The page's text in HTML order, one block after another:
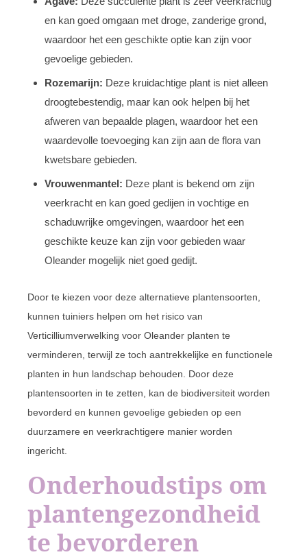
en kan goed omgaan met droge, zanderige grond,
waardoor het een geschikte optie kan zijn voor
gevoelige gebieden.
Rozemarijn: Deze kruidachtige plant is niet alleen
droogtebestendig, maar kan ook helpen bij het
afweren van bepaalde plagen, waardoor het een
waardevolle toevoeging kan zijn aan de flora van
kwetsbare gebieden.
Vrouwenmantel: Deze plant is bekend om zijn
veerkracht en kan goed gedijen in vochtige en
schaduwrijke omgevingen, waardoor het een
geschikte keuze kan zijn voor gebieden waar
Oleander mogelijk niet goed gedijt.
Door te kiezen voor deze alternatieve plantensoorten,
kunnen tuiniers helpen om het risico van
Verticilliumverwelking voor Oleander planten te
verminderen, terwijl ze toch aantrekkelijke en functionele
planten in hun landschap behouden. Door deze
plantensoorten in te zetten, kan de biodiversiteit worden
bevorderd en kunnen gevoelige gebieden op een
duurzamere en veerkrachtigere manier worden
ingericht.
Onderhoudstips om
plantengezondheid
te bevorderen